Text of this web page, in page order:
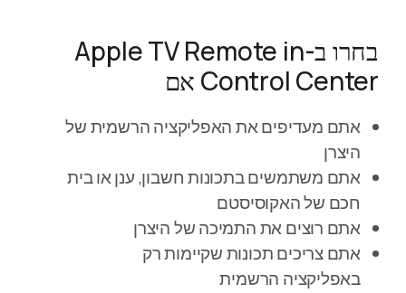
בחרו ב-Apple TV Remote in
Control Center אם
אתם מעדיפים את האפליקציה הרשמית של
היצרן
אתם משתמשים בתכונות חשבון, ענן או בית
חכם של האקוסיסטם
אתם רוצים את התמיכה של היצרן
אתם צריכים תכונות שקיימות רק
באפליקציה הרשמית